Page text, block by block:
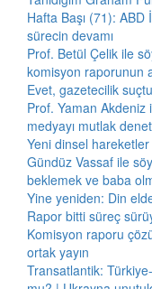
Hafta Başı (71): ABD
sürecin devamı
Prof. Betül Çelik ile
komisyon raporunun
Evet, gazetecilik
Prof. Yaman Akdeniz
medyayı mutlak
Yeni dinsel
Gündüz Vassaf ile
beklemek ve baba
Yine yeniden: Din
Rapor bitti süreç
Komisyon raporu
ortak yayın
Transatlantik: